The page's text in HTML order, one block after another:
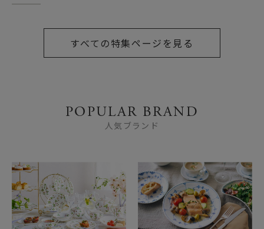
すべての特集ページを見る
POPULAR BRAND
人気ブランド